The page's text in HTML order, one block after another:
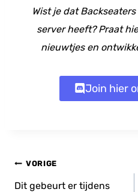
Wist je dat
server heeft? Praat
nieuwtjes en
Join hier
Bericht
navigatie
VORIGE
Dit gebeurt er tijdens